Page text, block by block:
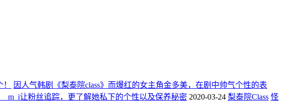
因人气韩剧《梨泰院class》而爆红的女主角金多美，在剧中帅气个性的表
让粉丝追踪，更了解她私下的个性以及保养秘密 2020-03-24 梨泰院Class 怪